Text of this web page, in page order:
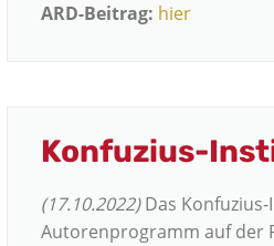
ARD-Beitrag: hier
Konfuzius-
(17.10.2022)Das
Autorenprogramm auf der